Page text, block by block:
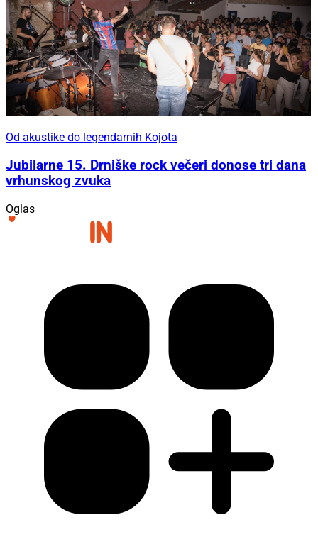
Od akustike do legendarnih Kojota
Jubilarne 15. Drniške rock večeri donose tri dana
vrhunskog zvuka
Oglas